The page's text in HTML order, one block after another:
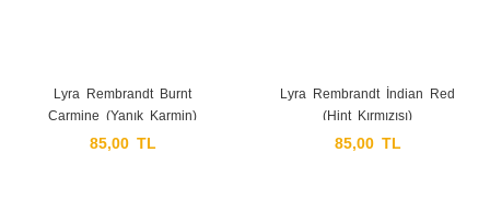
Lyra Rembrandt Burnt
Carmine (Yanık Karmin)
85,00 TL
Lyra Rembrandt İndian Red
(Hint Kırmızısı)
85,00 TL